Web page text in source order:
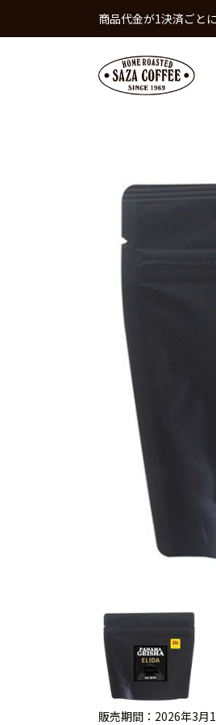
商品代金が1決済ごと
販売期間：2026年3月